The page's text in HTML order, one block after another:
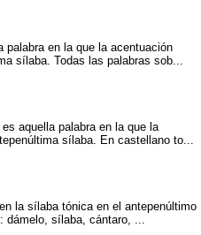
palabra en la que la acentuación
sílaba. Todas las palabras sob...
aquella palabra en la que la
sílaba. En castellano to...
la sílaba tónica en el antepenúltimo
dámelo, sílaba, cántaro, ...